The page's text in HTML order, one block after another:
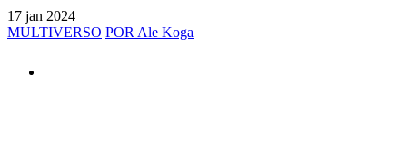
17 jan 2024
MULTIVERSO POR Ale Koga